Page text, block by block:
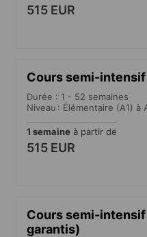
515 EUR
Cours semi-intensif
Durée : 1 - 52 semaines
Niveau : Élémentaire (A1) à
1 semaine à partir de
515 EUR
Cours semi-
garantis)